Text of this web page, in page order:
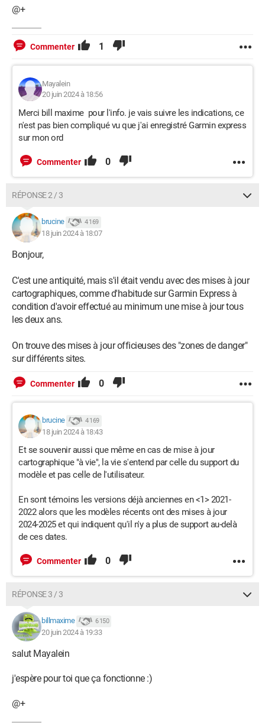
@+
Commenter 1
Mayalein
20 juin 2024 à 18:56
Merci bill maxime pour l'info. je vais suivre les indications, ce
n'est pas bien compliqué vu que j'ai enregistré Garmin express
sur mon ord
Commenter 0
RÉPONSE 2 / 3
brucine 4 169
18 juin 2024 à 18:07
Bonjour,
C'est une antiquité, mais s'il était vendu avec des mises à jour
cartographiques, comme d'habitude sur Garmin Express à
condition d'avoir effectué au minimum une mise à jour tous
les deux ans.
On trouve des mises à jour officieuses des "zones de danger"
sur différents sites.
Commenter 0
brucine 4 169
18 juin 2024 à 18:43
Et se souvenir aussi que même en cas de mise à jour
cartographique "à vie", la vie s'entend par celle du support du
modèle et pas celle de l'utilisateur.
En sont témoins les versions déjà anciennes en <1> 2021-
2022 alors que les modèles récents ont des mises à jour
2024-2025 et qui indiquent qu'il n'y a plus de support au-delà
de ces dates.
Commenter 0
RÉPONSE 3 / 3
billmaxime 6 150
20 juin 2024 à 19:33
salut Mayalein
j'espère pour toi que ça fonctionne :)
@+